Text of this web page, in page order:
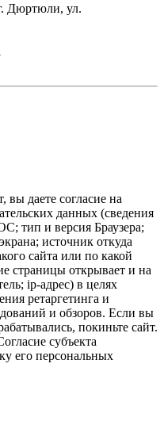
Дюртюли, ул.
вы даете согласие на
данных (сведения
тип и версия Браузера;
источник откуда
сайта или по какой
страницы открывает и на
ip-адрес) в целях
ретаргетинга и
и обзоров. Если вы
покиньте сайт.
субъекта
его персональных